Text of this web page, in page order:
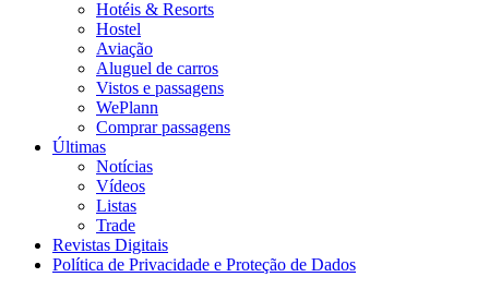
Hotéis & Resorts
Hostel
Aviação
Aluguel de carros
Vistos e passagens
WePlann
Comprar passagens
Últimas
Notícias
Vídeos
Listas
Trade
Revistas Digitais
Política de Privacidade e Proteção de Dados